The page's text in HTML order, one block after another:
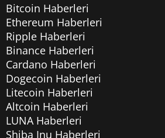
Bitcoin Haberleri
Ethereum Haberleri
Ripple Haberleri
Binance Haberleri
Cardano Haberleri
Dogecoin Haberleri
Litecoin Haberleri
Altcoin Haberleri
LUNA Haberleri
Shiba Inu Haberleri